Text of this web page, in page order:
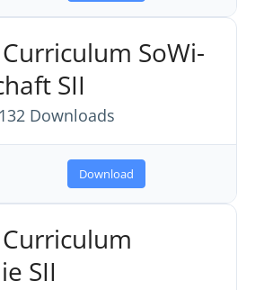
Curriculum SoWi-
SII
132 Downloads
Download
Curriculum
SII